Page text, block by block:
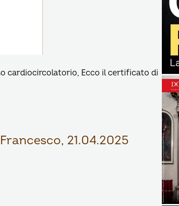
cardiocircolatorio, Ecco il certificato di
21.04.2025